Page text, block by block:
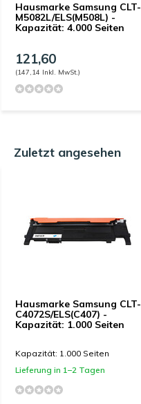
Hausmarke Samsung CLT-
M5082L/ELS(M508L) -
Kapazität: 4.000 Seiten
121,60
(147,14 Inkl. MwSt.)
Zuletzt angesehen
Hausmarke Samsung CLT-
C4072S/ELS(C407) -
Kapazität: 1.000 Seiten
Kapazität: 1.000 Seiten
Lieferung in 1–2 Tagen